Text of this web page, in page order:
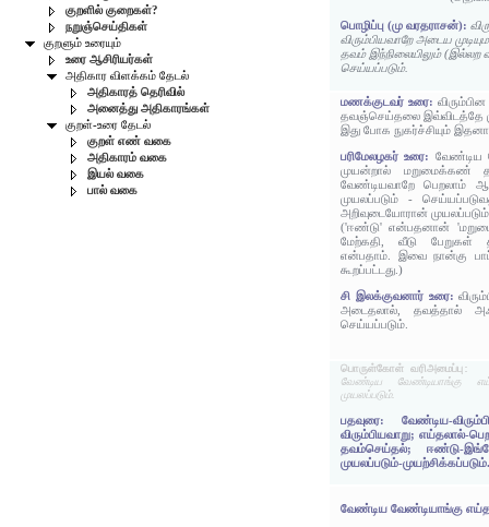
குறளில் குறைகள்?
நறுஞ்செய்திகள்
குறளும் உரையும்
உரை ஆசிரியர்கள்
அதிகார விளக்கம் தேடல்
அதிகாரத் தெரிவில்
அனைத்து அதிகாரங்கள்
குறள்-உரை தேடல்
குறள் எண் வகை
அதிகாரம் வகை
இயல் வகை
பால் வகை
பொழிப்பு (மு வரதராசன்):
விரும்பியவாறே அடைய
தவம் இந்நிலையிலும் (இல்லற
செய்யப்படும்.
மணக்குடவர் உரை:
தவஞ்செய்தலை இவ்விடத்தே
இது போக நுகர்ச்சியும்
பரிமேலழகர் உரை: வேண்டிய
முயன்றால் மறுமைக்கண்
வேண்டியவாறே பெறலாம்
முயலப்படும் -
அறிவுடையோரான்
('ஈண்டு' என்பதனான்
மேற்கதி, வீடு பேறுகள்
என்பதாம். இவை நான்கு
கூறப்பட்டது.)
சி இலக்குவனார் உரை:
அடைதலால், தவத்தால்
செய்யப்படும்.
பொருள்கோள் வரிஅமைப்பு:
வேண்டிய வேண்டியாங்கு
முயலப்படும்.
பதவுரை: வேண்டிய-
விரும்பியவாறு; எய்தலால்-
தவம்செய்தல்; ஈண்டு-
முயலப்படும்-
வேண்டிய வேண்டியாங்கு